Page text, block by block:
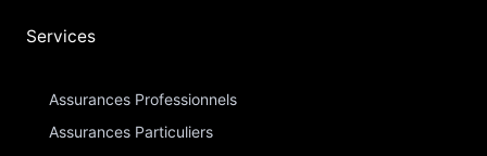
Services
Assurances Professionnels
Assurances Particuliers​